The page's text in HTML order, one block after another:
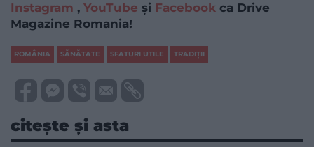
Instagram , YouTube și Facebook ca Drive
Magazine Romania!
ROMÂNIA SĂNĂTATE SFATURI UTILE TRADIŢII
citește și asta